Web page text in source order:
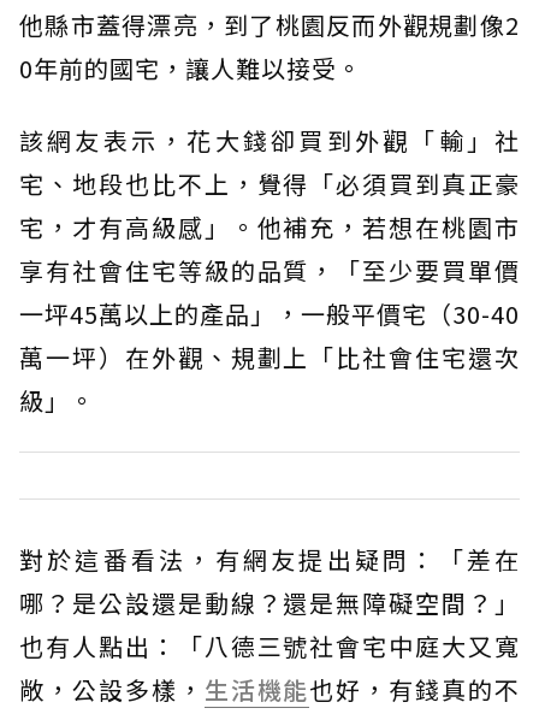
他縣市蓋得漂亮，到了桃園反而外觀規劃像2
0年前的國宅，讓人難以接受。
該網友表示，花大錢卻買到外觀「輸」社
宅、地段也比不上，覺得「必須買到真正豪
宅，才有高級感」。他補充，若想在桃園市
享有社會住宅等級的品質，「至少要買單價
一坪45萬以上的產品」，一般平價宅（30-40
萬一坪）在外觀、規劃上「比社會住宅還次
級」。
對於這番看法，有網友提出疑問：「差在
哪？是公設還是動線？還是無障礙空間？」
也有人點出：「八德三號社會宅中庭大又寬
敞，公設多樣， 生活機能也好，有錢真的不